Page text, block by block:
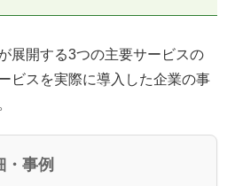
展開する3つの主要サービスの
ビスを実際に導入した企業の事
事例